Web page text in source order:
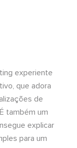
experiente
que adora
de
também um
explicar
para um